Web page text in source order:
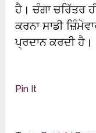
ਹੈ। ਚੰਗਾ ਚਰਿੱਤਰ
ਕਰਨਾ ਸਾਡੀ
ਪ੍ਰਦਾਨ ਕਰਦੀ ਹੈ।
Pin It